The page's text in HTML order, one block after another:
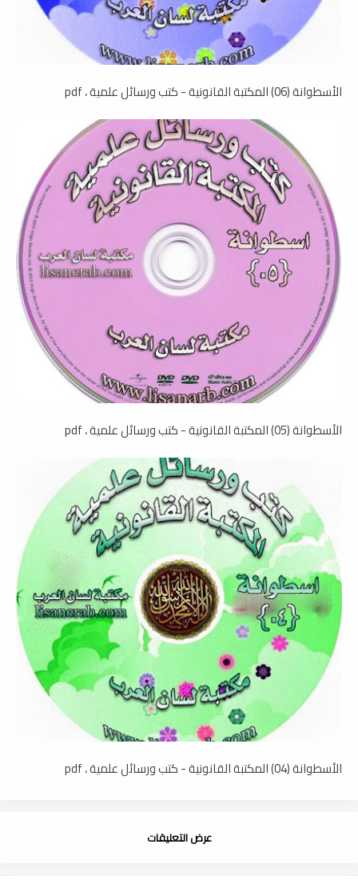
الأسطوانة (06) المكتبة القانونية - كتب ورسائل علمية ، pdf
الأسطوانة (05) المكتبة القانونية - كتب ورسائل علمية ، pdf
الأسطوانة (04) المكتبة القانونية - كتب ورسائل علمية ، pdf
عرض التعليقات